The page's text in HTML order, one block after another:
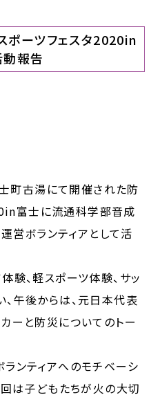
ポーツフェスタ2020in
動報告
町古湯にて開催された防
富士に流通科学部音成
営ボランティアとして活
験、軽スポーツ体験、サッ
午後からは、元日本代表
ーと防災についてのトー
ンティアへのモチベーシ
回は子どもたちが火の大切